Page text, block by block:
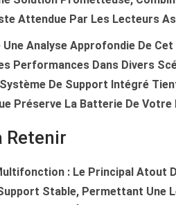
Attendue Par Les Lecteurs
Analyse Approfondie De
Performances Dans Divers
De Support Intégré
Préserve La Batterie De Votre
Retenir
: Le Principal Atout
Stable, Permettant Une